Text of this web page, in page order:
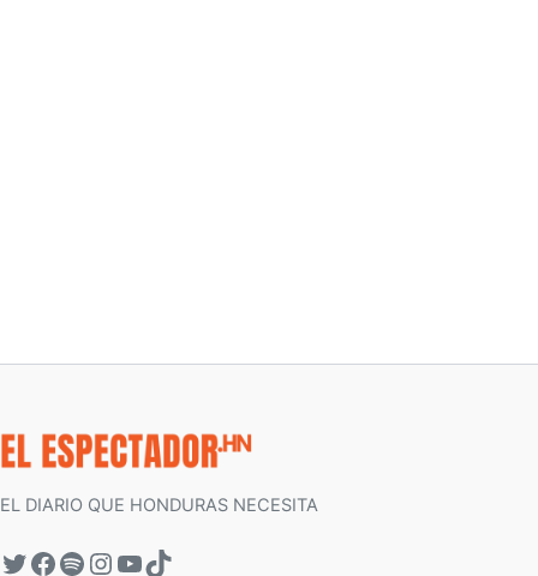
EL DIARIO QUE HONDURAS NECESITA